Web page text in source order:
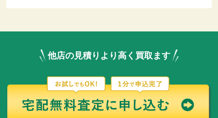
他店の見積りより高く買取ます